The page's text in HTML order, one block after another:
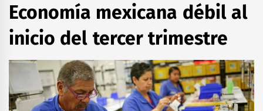
Economía mexicana débil al
inicio del tercer trimestre